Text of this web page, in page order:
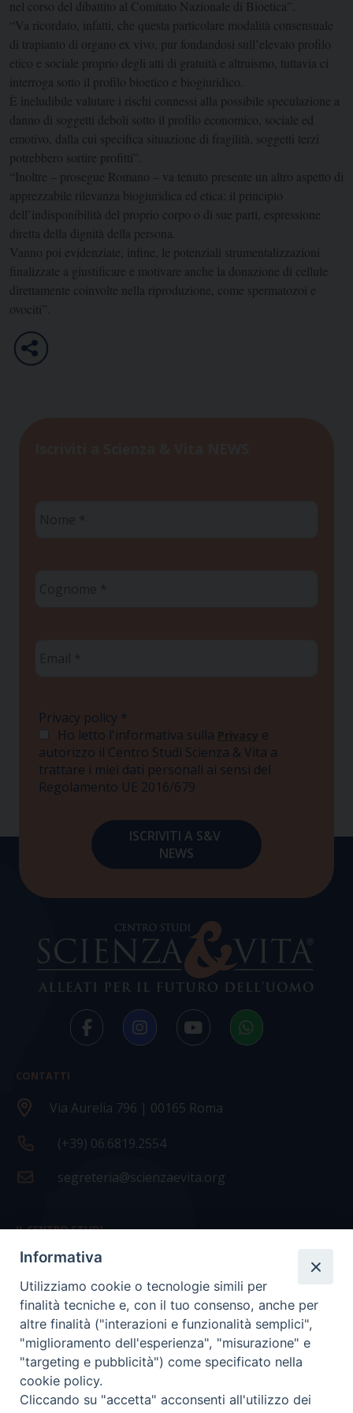
nel corso del dibattito al Comitato Nazionale di Bioetica”.
“Va ricordato, infatti, che questa particolare modalità consensuale
di trapianto di organo ex vivo, pur fondandosi sull’elevato profilo
etico e sociale proprio degli atti di gratuità e altruismo, tuttavia ci
interroga sotto il profilo bioetico e biogiuridico.
È ineludibile valutare i rischi connessi alla possibile speculazione a
danno di soggetti deboli sotto il profilo economico, sociale ed
emotivo, dalla cui specifica situazione di fragilità, soggetti terzi
potrebbero sortire profitti”.
“Inoltre – prosegue Romano – va tenuto presente un altro aspetto di
apprezzabile rilevanza biogiuridica ed etica: il principio
dell’indisponibilità del proprio corpo o di sue parti, espressione
diretta della dignità della persona.
Vanno poi evidenziate, infine, le potenziali strumentalizzazioni
finalizzate a giustificare e motivare anche la donazione di cellule
direttamente coinvolte nella riproduzione, come spermatozoi e
ovociti”.
Privacy policy *
Ho letto l'informativa sulla Privacy e
autorizzo il Centro Studi Scienza & Vita a
trattare i miei dati personali ai sensi del
Regolamento UE 2016/679
CONTATTI
Via Aurelia 796 | 00165 Roma
(+39) 06.6819.2554
segreteria@scienzaevita.org
IL CENTRO STUDI
La nostra storia
Statuto
Presidenza e ufficio presidenza
Consiglio scientifico
Coordinamento nazionale
Informativa
Utilizziamo cookie o tecnologie simili per
finalità tecniche e, con il tuo consenso, anche per
altre finalità ("interazioni e funzionalità semplici",
"miglioramento dell'esperienza", "misurazione" e
"targeting e pubblicità") come specificato nella
cookie policy.
Cliccando su "accetta" acconsenti all'utilizzo dei